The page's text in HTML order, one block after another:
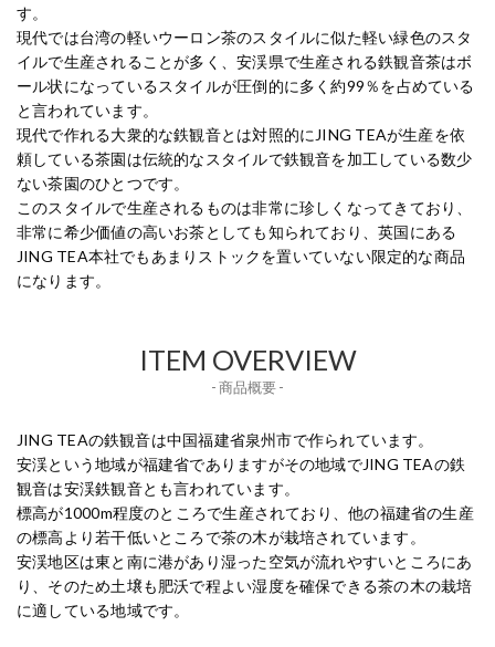
す。
現代では台湾の軽いウーロン茶のスタイルに似た軽い緑色のスタ
イルで生産されることが多く、安渓県で生産される鉄観音茶はボ
ール状になっているスタイルが圧倒的に多く約99％を占めている
と言われています。
現代で作れる大衆的な鉄観音とは対照的にJING TEAが生産を依
頼している茶園は伝統的なスタイルで鉄観音を加工している数少
ない茶園のひとつです。
このスタイルで生産されるものは非常に珍しくなってきており、
非常に希少価値の高いお茶としても知られており、英国にある
JING TEA本社でもあまりストックを置いていない限定的な商品
になります。
ITEM OVERVIEW
- 商品概要 -
JING TEAの鉄観音は中国福建省泉州市で作られています。
安渓という地域が福建省でありますがその地域でJING TEAの鉄
観音は安渓鉄観音とも言われています。
標高が1000m程度のところで生産されており、他の福建省の生産
の標高より若干低いところで茶の木が栽培されています。
安渓地区は東と南に港があり湿った空気が流れやすいところにあ
り、そのため土壌も肥沃で程よい湿度を確保できる茶の木の栽培
に適している地域です。